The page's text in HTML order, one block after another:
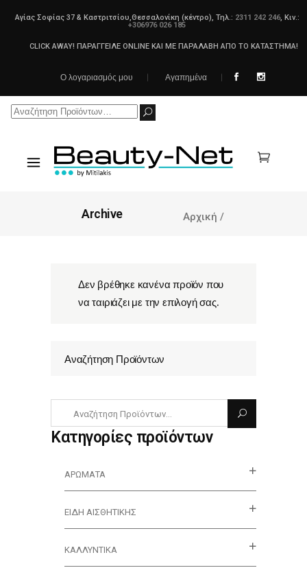
Αγίας Σοφίας 37 & Καστριτσίου,Θεσσαλονίκη (κέντρο), Τηλ.: 2311 242 246, Κιν.:
+306976 026 185
CLICK AWAY! ΠΑΡΑΓΓΕΙΛΕ ONLINE ΚΑΙ ΜΕ ΠΑΡΑΛΑΒΗ ΑΠΟ ΤΟ ΚΑΤΑΣΤΗΜΑ!
Ο λογαριασμός μου Αγαπημένα
Search
Archive Αρχική /
Δεν βρέθηκε κανένα προϊόν που
να ταιριάζει με την επιλογή σας.
Αναζήτηση Προϊόντων
Κατηγορίες προϊόντων
ΑΡΏΜΑΤΑ
ΕΊΔΗ ΑΙΣΘΗΤΙΚΉΣ
ΚΑΛΛΥΝΤΙΚΆ